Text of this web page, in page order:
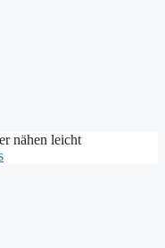
nähen leicht